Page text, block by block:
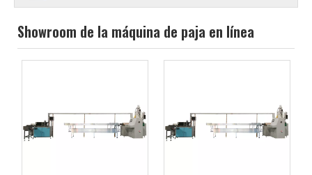
Showroom de la máquina de paja en línea